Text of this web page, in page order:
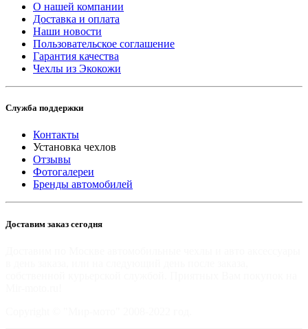
О нашей компании
Доставка и оплата
Наши новости
Пользовательское соглашение
Гарантия качества
Чехлы из Экокожи
Служба поддержки
Контакты
Установка чехлов
Отзывы
Фотогалереи
Бренды автомобилей
Доставим заказ сегодня